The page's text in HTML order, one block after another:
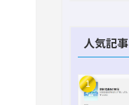
人気記事